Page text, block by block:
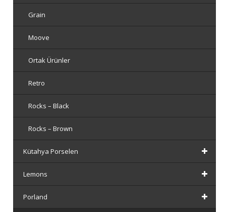
Grain
Moove
Ortak Ürünler
Retro
Rocks – Black
Rocks – Brown
Kütahya Porselen
Lemons
Porland